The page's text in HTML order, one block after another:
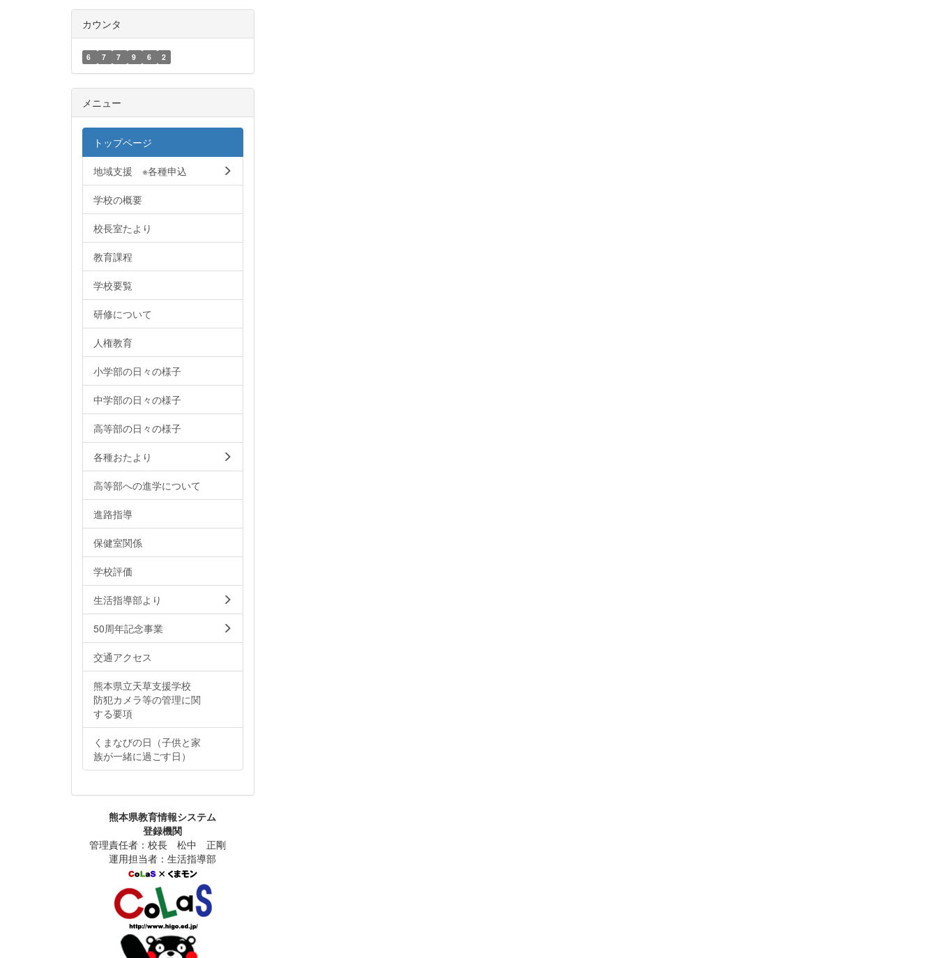
カウンタ
6 7 7 9 6 2
メニュー
トップページ
地域支援 ※各種申込
学校の概要
校長室たより
教育課程
学校要覧
研修について
人権教育
小学部の日々の様子
中学部の日々の様子
高等部の日々の様子
各種おたより
高等部への進学について
進路指導
保健室関係
学校評価
生活指導部より
50周年記念事業
交通アクセス
熊本県立天草支援学校
防犯カメラ等の管理に関
する要項
くまなびの日（子供と家
族が一緒に過ごす日）
熊本県教育情報システム
登録機関
管理責任者：校長 松中 正剛
運用担当者：生活指導部